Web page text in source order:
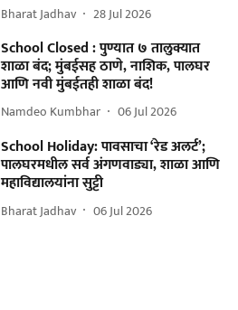
Bharat Jadhav 28 Jul 2026
School Closed : पुण्यात ७ तालुक्यात
शाळा बंद; मुंबईसह ठाणे, नाशिक, पालघर
आणि नवी मुंबईतही शाळा बंद!
Namdeo Kumbhar 06 Jul 2026
School Holiday: पावसाचा ‘रेड अलर्ट’;
पालघरमधील सर्व अंगणवाड्या, शाळा आणि
महाविद्यालयांना सुट्टी
Bharat Jadhav 06 Jul 2026